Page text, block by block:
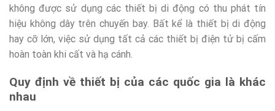
không được sử dụng các thiết bị di động có thu phát tín
hiệu không dây trên chuyến bay. Bất kể là thiết bị di động
hay cỡ lớn, việc sử dụng tất cả các thiết bị điện tử bị cấm
hoàn toàn khi cất và hạ cánh.
Quy định về thiết bị của các quốc gia là khác
nhau